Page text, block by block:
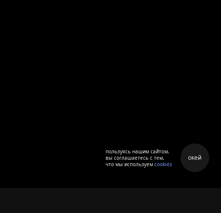
пользуясь нашим сайтом,
вы соглашаетесь с тем,
что мы используем cookies
окей